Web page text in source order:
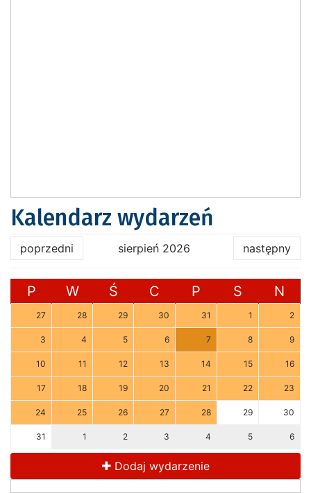
Kalendarz wydarzeń
poprzedni sierpień 2026 następny
P W Ś C P S N
27 28 29 30 31 1 2
3 4 5 6 7 8 9
10 11 12 13 14 15 16
17 18 19 20 21 22 23
24 25 26 27 28 29 30
31 1 2 3 4 5 6
Dodaj wydarzenie